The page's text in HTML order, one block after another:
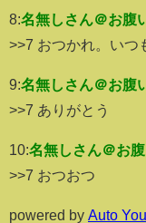
8:名無しさん＠お腹
>>7 おつかれ。いつ
9:名無しさん＠お腹
>>7 ありがとう
10:名無しさん＠お
>>7 おつおつ
powered by Auto